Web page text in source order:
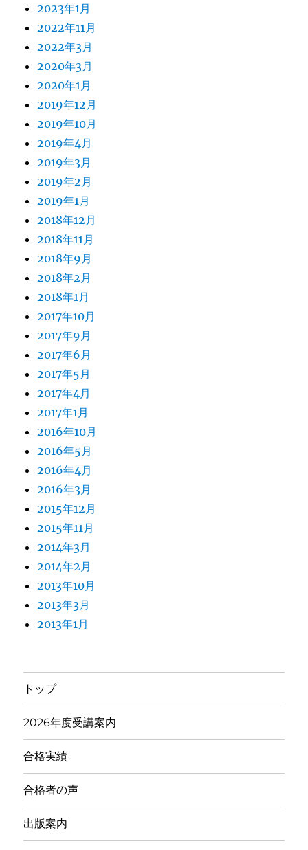
2023年1月
2022年11月
2022年3月
2020年3月
2020年1月
2019年12月
2019年10月
2019年4月
2019年3月
2019年2月
2019年1月
2018年12月
2018年11月
2018年9月
2018年2月
2018年1月
2017年10月
2017年9月
2017年6月
2017年5月
2017年4月
2017年1月
2016年10月
2016年5月
2016年4月
2016年3月
2015年12月
2015年11月
2014年3月
2014年2月
2013年10月
2013年3月
2013年1月
トップ
2026年度受講案内
合格実績
合格者の声
出版案内